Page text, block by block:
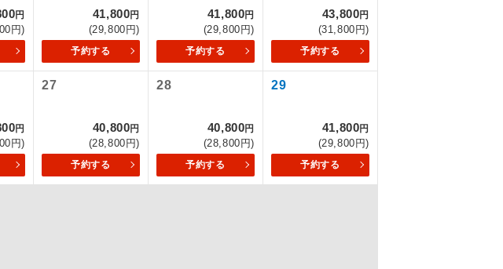
円
円)
41,800円
(29,800円)
予約する
41,800円
(29,800円)
予約する
43,800円
(31,800円)
予約する
円
円)
27
40,800円
(28,800円)
予約する
28
40,800円
(28,800円)
予約する
29
41,800円
(29,800円)
予約する
いる文化遺産や自然遺産を訪ねるコー
るコースです。
呂が付いています。
が付いています。